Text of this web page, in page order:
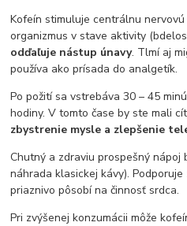
Kofeín stimuluje centrálnu
organizmus v stave aktivity
odďaľuje nástup únavy. Tlmí aj
používa ako prísada do analgetík.
Po požití sa vstrebáva 30 – 45
hodiny. V tomto čase by ste mali
zbystrenie mysle a zlepšenie
Chutný a zdraviu prospešný nápoj
náhrada klasickej kávy).
priaznivo pôsobí na činnosť srdca.
Pri zvýšenej konzumácii môže